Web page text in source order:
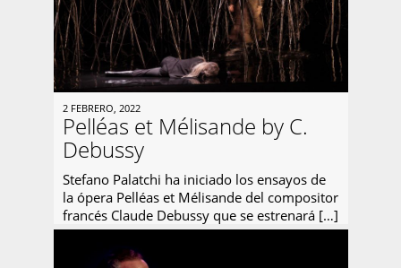
2 FEBRERO, 2022
Pelléas et Mélisande by C.
Debussy
Stefano Palatchi ha iniciado los ensayos de
la ópera Pelléas et Mélisande del compositor
francés Claude Debussy que se estrenará […]